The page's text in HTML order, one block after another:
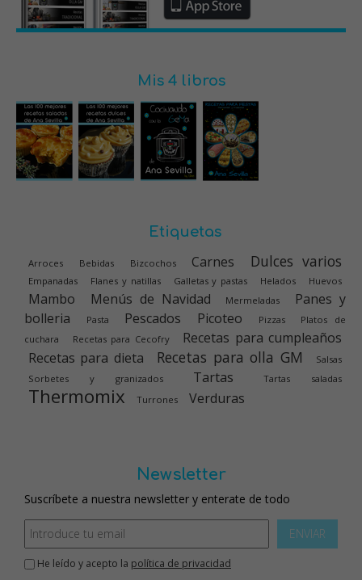
Mis 4 libros
Etiquetas
Arroces Bebidas Bizcochos Carnes Dulces varios
Empanadas Flanes y natillas Galletas y pastas Helados Huevos
Mambo Menús de Navidad Mermeladas
Panes y
bolleria
Pasta Pescados Picoteo Pizzas
Platos de
cuchara
Recetas para Cecofry
Recetas para cumpleaños
Recetas para dieta
Recetas para olla GM
Salsas
Sorbetes y granizados
Tartas Tartas saladas
Thermomix Turrones Verduras
Newsletter
Suscríbete a nuestra newsletter y enterate de todo
ENVIAR
He leído y acepto la política de privacidad